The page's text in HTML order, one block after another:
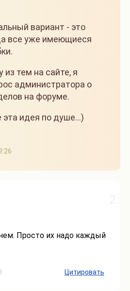
вариант - это
все уже имеющиеся
из тем на сайте, я
администратора о
на форуме.
идея по душе...)
Просто их надо каждый
Цитировать